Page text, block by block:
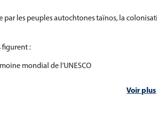
par les peuples autochtones taïnos, la
figurent :
mondial de l’UNESCO
Voir plus